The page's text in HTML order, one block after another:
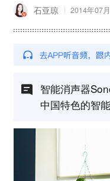
石亚琼 2014年07
智能消声器
中国特色的智